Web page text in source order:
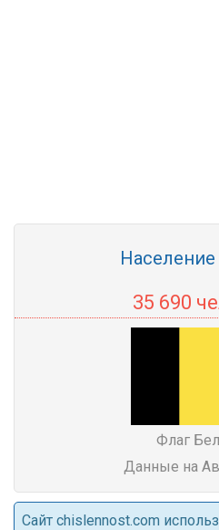
35 690
Флаг
Данные на
Cайт chislennost.com